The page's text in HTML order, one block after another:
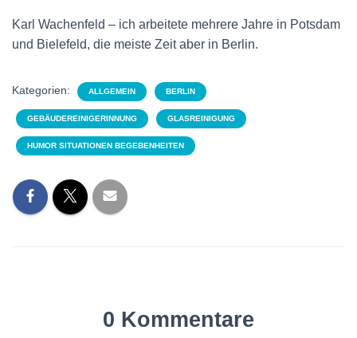
Karl Wachenfeld – ich arbeitete mehrere Jahre in Potsdam
und Bielefeld, die meiste Zeit aber in Berlin.
Kategorien: ALLGEMEIN BERLIN
GEBÄUDEREINIGERINNUNG GLASREINIGUNG
HUMOR SITUATIONEN BEGEBENHEITEN
0 Kommentare